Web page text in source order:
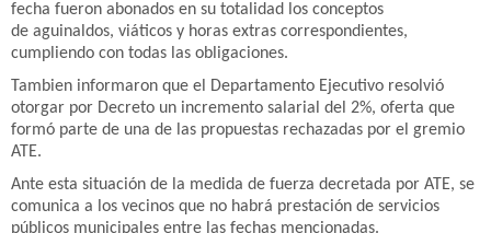
fecha fueron abonados en su totalidad los conceptos
de aguinaldos, viáticos y horas extras correspondientes,
cumpliendo con todas las obligaciones.
Tambien informaron que el Departamento Ejecutivo resolvió
otorgar por Decreto un incremento salarial del 2%, oferta que
formó parte de una de las propuestas rechazadas por el gremio
ATE.
Ante esta situación de la medida de fuerza decretada por ATE, se
comunica a los vecinos que no habrá prestación de servicios
públicos municipales entre las fechas mencionadas.